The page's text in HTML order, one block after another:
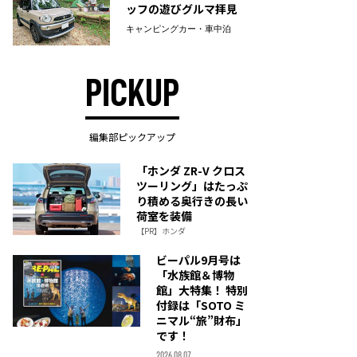
ッフの遊びグルマ拝見
キャンピングカー・車中泊
PICKUP
編集部ピックアップ
「ホンダ ZR-V クロス
ツーリング」はたっぷ
り積める奥行きの長い
荷室を装備
【PR】ホンダ
ビーパル9月号は
「水族館＆博物
館」大特集！ 特別
付録は「SOTO ミ
ニマル“旅”財布」
です！